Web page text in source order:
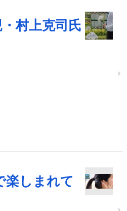
村上克司氏
楽しまれて